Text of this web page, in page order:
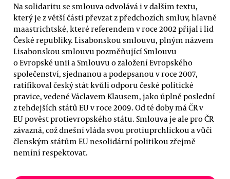
Na solidaritu se smlouva odvolává i v dalším textu,
který je z větší části převzat z předchozích smluv, hlavně
maastrichtské, které referendem v roce 2002 přijal i lid
České republiky. Lisabonskou smlouvu, plným názvem
Lisabonskou smlouvu pozměňující Smlouvu
o Evropské unii a Smlouvu o založení Evropského
společenství, sjednanou a podepsanou v roce 2007,
ratifikoval český stát kvůli odporu české politické
pravice, vedené Václavem Klausem, jako úplně poslední
z tehdejších států EU v roce 2009. Od té doby má ČR v
EU pověst protievropského státu. Smlouva je ale pro ČR
závazná, což dnešní vláda svou protiuprchlickou a vůči
členským státům EU nesolidární politikou zřejmě
nemíní respektovat.